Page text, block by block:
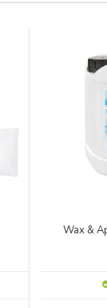
Wax &